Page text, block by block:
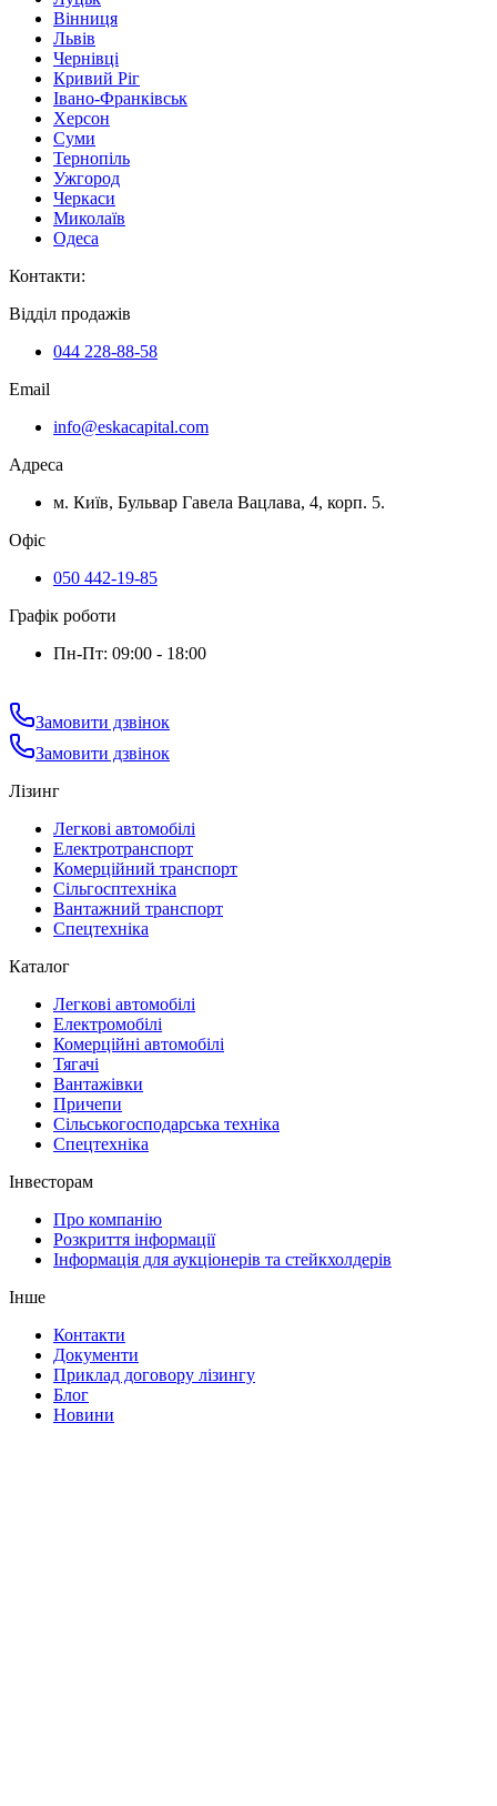
Вінниця
Львів
Чернівці
Кривий Ріг
Івано-Франківськ
Херсон
Суми
Тернопіль
Ужгород
Черкаси
Миколаїв
Одеса
Контакти:
Відділ продажів
044 228-88-58
Email
info@eskacapital.com
Адреса
м. Київ, Бульвар Гавела Вацлава, 4, корп. 5.
Офіс
050 442-19-85
Графік роботи
Пн-Пт: 09:00 - 18:00
Замовити дзвінок
Замовити дзвінок
Лізинг
Легкові автомобілі
Електротранспорт
Комерційний транспорт
Сільгосптехніка
Вантажний транспорт
Спецтехніка
Каталог
Легкові автомобілі
Електромобілі
Комерційні автомобілі
Тягачі
Вантажівки
Причепи
Сільськогосподарська техніка
Спецтехніка
Інвесторам
Про компанію
Розкриття інформації
Інформація для аукціонерів та стейкхолдерів
Інше
Контакти
Документи
Приклад договору лізингу
Блог
Новини